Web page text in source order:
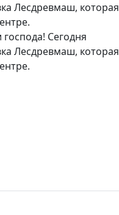
Лесдревмаш, которая
Сегодня
Лесдревмаш, которая